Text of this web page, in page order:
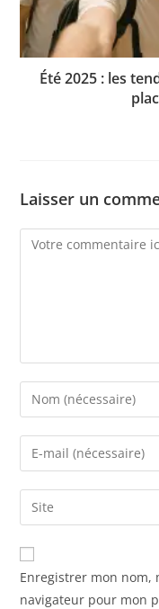
Été 2025 : les
Laisser un
Enregistrer mon nom,
navigateur pour mon